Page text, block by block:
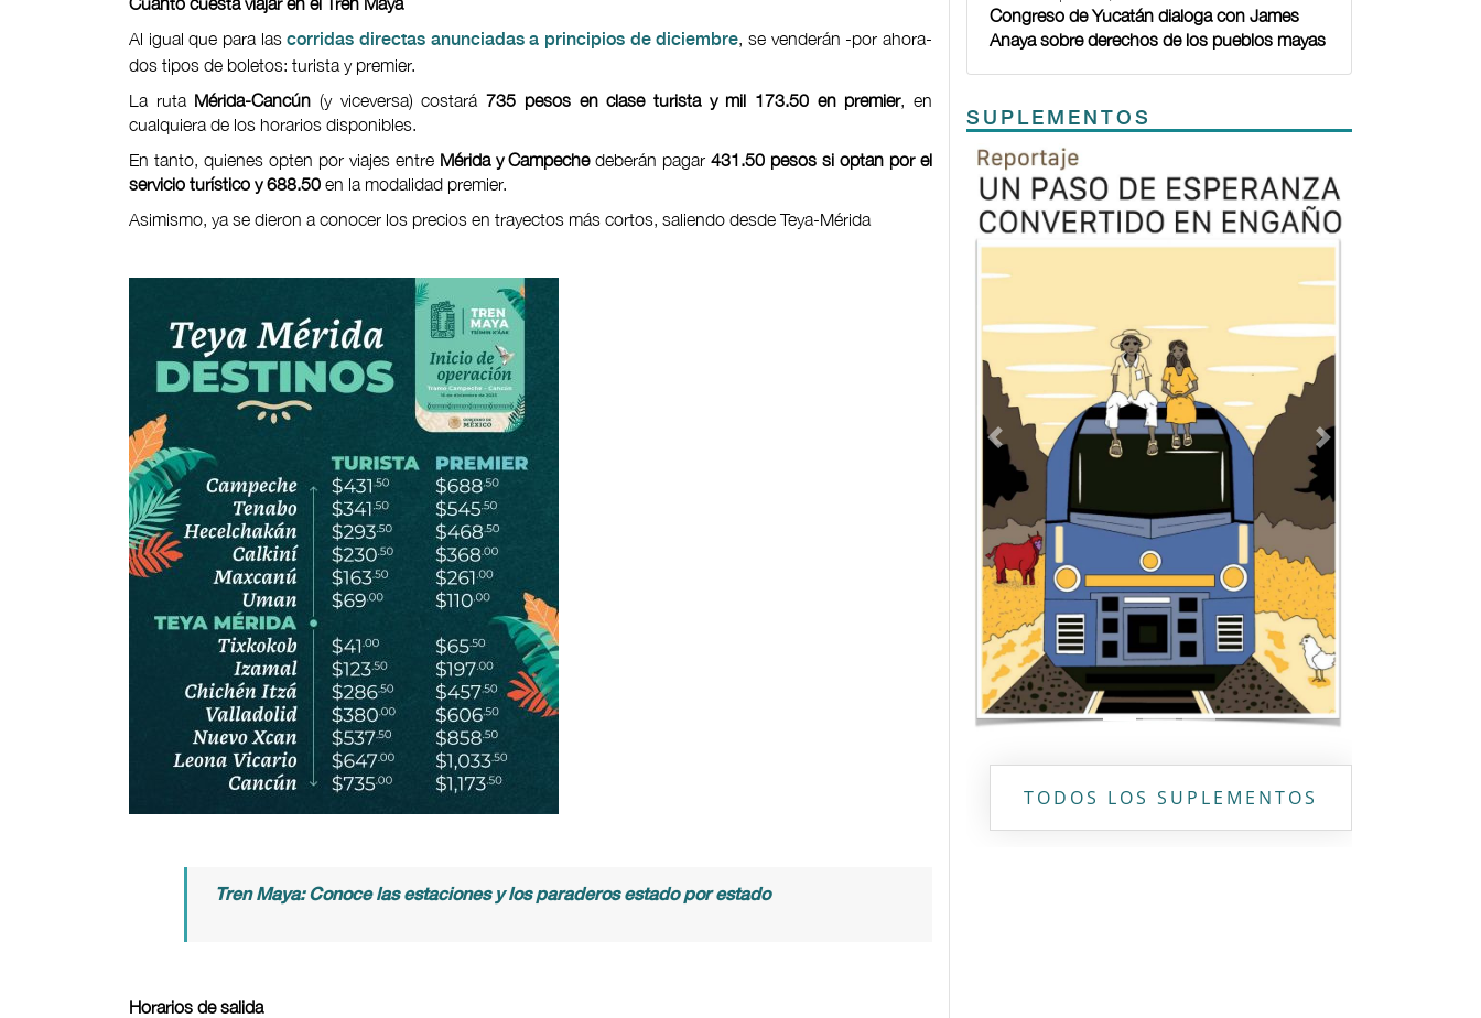
Al igual que para lascorridas directas anunciadas a principios de diciembre, se venderán -por ahora-
dos tipos de boletos: turista y premier.
La ruta Mérida-Cancún(y viceversa) costará735 pesos en clase turista y mil 173.50 en premier, en
cualquiera de los horarios disponibles.
En tanto, quienes opten por viajes entre Mérida y Campechedeberán pagar431.50 pesos si optan por el
servicio turístico y 688.50 en la modalidad premier.
Asimismo, ya se dieron a conocer los precios en trayectos más cortos, saliendo desde Teya-Mérida
Tren Maya: Conoce las estaciones y los paraderos estado por estado
Horarios de salida
Congreso de Yucatán dialoga con James
Anaya sobre derechos de los pueblos mayas
SUPLEMENTOS
Previous Next
TODOS LOS SUPLEMENTOS